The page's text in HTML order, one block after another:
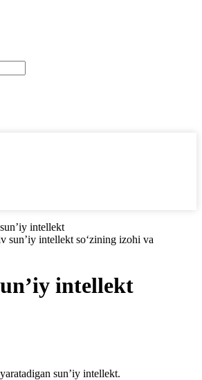
intellekt
sun’iy intellekt so‘zining izohi va
intellekt
sun’iy intellekt.